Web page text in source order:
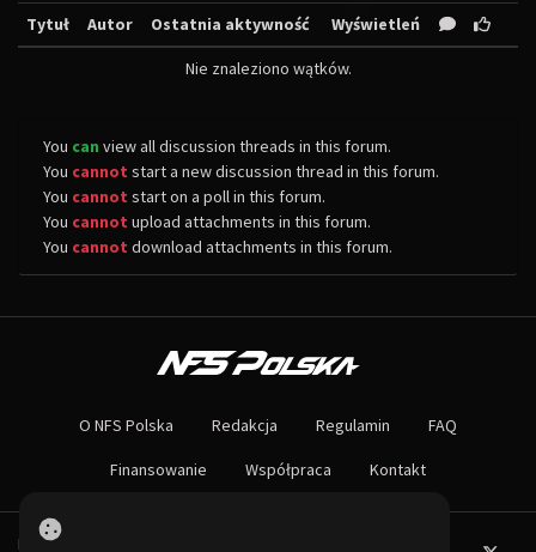
Tytuł Autor Ostatnia aktywność Wyświetleń
Nie znaleziono wątków.
You can view all discussion threads in this forum.
You cannot start a new discussion thread in this forum.
You cannot start on a poll in this forum.
You cannot upload attachments in this forum.
You cannot download attachments in this forum.
Największa społeczność Need for Speed w Polsce! Znajdziesz u nas
Nie czekaj dłużej - wstąp do naszej społeczności! Czekamy na ciebie!
O NFS Polska Redakcja Regulamin FAQ
Finansowanie Współpraca Kontakt
Powered by PHP-Fusion.